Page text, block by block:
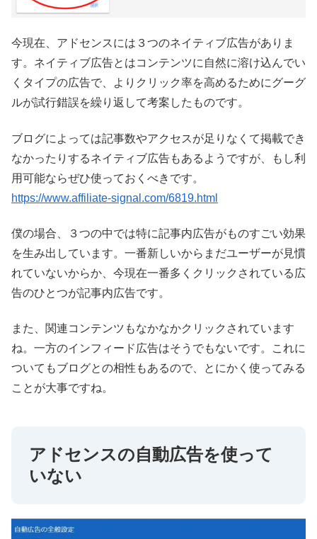
今現在、アドセンスには３つのネイティブ広告がありま
す。ネイティブ広告とはコンテンツに自然に溶け込んでい
くタイプの広告で、よりクリック率を高めるためにグーグ
ルが試行錯誤を繰り返して考案したものです。
ブログによっては記事数やアクセスが足りなくて掲載でき
なかったりするネイティブ広告もあるようですが、もし利
用可能ならぜひ使っておくべきです。
https://www.affiliate-signal.com/6819.html
僕の場合、３つの中では特に記事内広告がものすごい効果
を生み出しています。一番新しいからまだユーザーが見慣
れていないからか、今現在一番多くクリックされている広
告のひとつが記事内広告です。
また、関連コンテンツもなかなかクリックされています
ね。一方のインフィード広告はそうでもないです。これに
ついてもブログとの相性もあるので、とにかく使ってみる
ことが大事ですね。
アドセンスの自動広告を使って
いない